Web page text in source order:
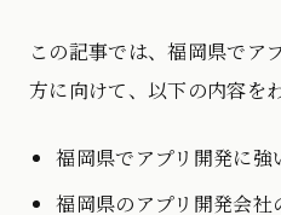
この記事では、福岡県でア
方に向けて、以下の内容を
福岡県でアプリ開発に強
福岡県のアプリ開発会社